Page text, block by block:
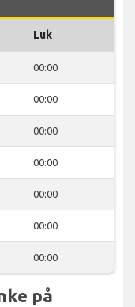
Luk
00:00
00:00
00:00
00:00
00:00
00:00
00:00
på